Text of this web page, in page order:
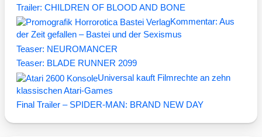
Trailer: CHILDREN OF BLOOD AND BONE
Kommentar: Aus
der Zeit gefallen – Bastei und der Sexismus
Teaser: NEUROMANCER
Teaser: BLADE RUNNER 2099
Universal kauft Filmrechte an zehn
klassischen Atari-Games
Final Trailer – SPIDER-MAN: BRAND NEW DAY